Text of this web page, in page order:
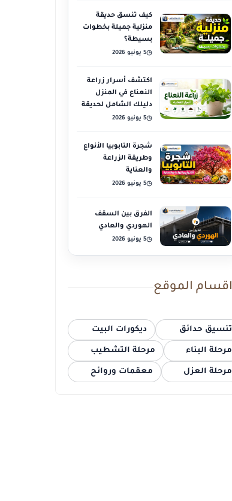
كيف تنسق حديقة
منزلية جميلة بخطوات
بسيطة؟
◷5 يونيو 2026
اكتشف أسرار زراعة
النعناع في المنزل
دليلك الشامل لحديقة
عطرية
◷5 يونيو 2026
شجرة التابوبيا الأنواع
وطريقة الزراعة
والعناية
◷5 يونيو 2026
الفرق بين السقف
الهوردي والعادي
◷5 يونيو 2026
اقسام الموقع
تنسيق حدائق ديكورات البيت
مرحلة البناء مرحلة التشطيب
مرحلة العزل معقمات وروائح